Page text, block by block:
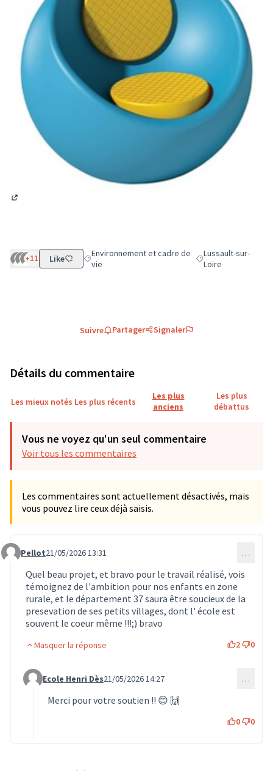
+11 Like Filtrer les résultats de la catégorie :
Environnement et cadre de
vie
Filtrer les résultats
Lussault-sur-
Loire
Suivre Partager Signaler
Détails du commentaire
Les mieux notés Les plus récents
Les plus
anciens
Les plus
débattus
Vous ne voyez qu'un seul commentaire
Voir tous les commentaires
Les commentaires sont actuellement désactivés, mais
vous pouvez lire ceux déjà saisis.
Commentaire 1910
Pellot21/05/2026 13:31 …
Quel beau projet, et bravo pour le travail réalisé, vois
témoignez de l'ambition pour nos enfants en zone
rurale, et le département 37 saura être soucieux de la
presevation de ses petits villages, dont l' école est
souvent le coeur même !!!;) bravo
Masquer la réponse 2 0
Commentaire 1911 (réponse au commentaire 1910)
Ecole Henri Dès21/05/2026 14:27 …
Merci pour votre soutien !! 😊 🙌
0 0